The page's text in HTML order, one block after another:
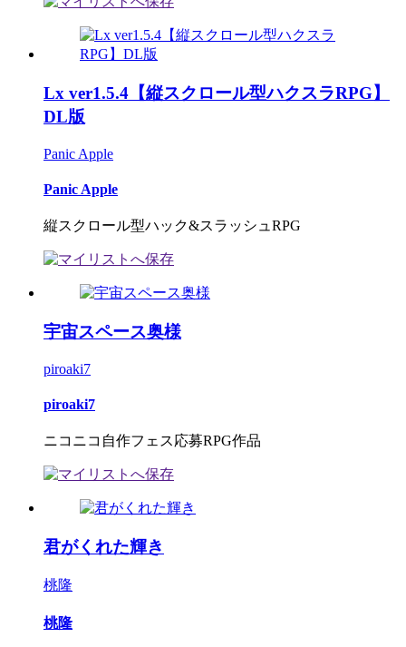
Lx ver1.5.4【縦スクロール型ハクスラRPG】
DL版
Panic Apple
Panic Apple
縦スクロール型ハック&スラッシュRPG
宇宙スペース奥様
piroaki7
piroaki7
ニコニコ自作フェス応募RPG作品
君がくれた輝き
桃隆
桃隆